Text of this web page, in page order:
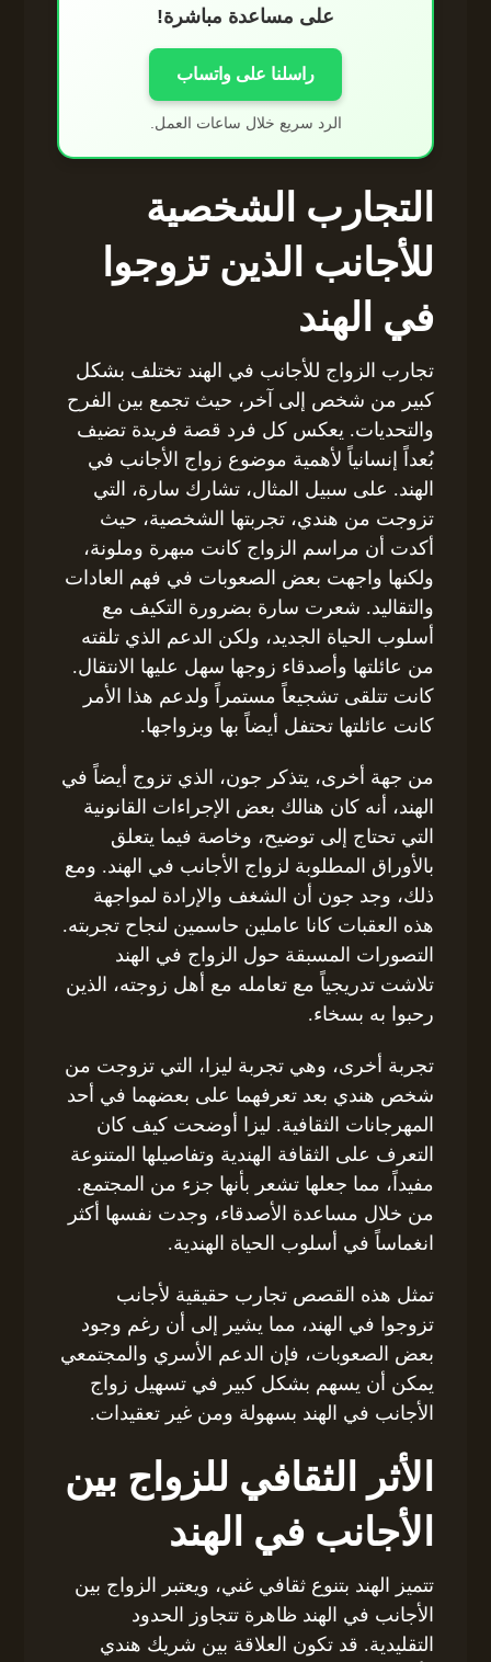
على مساعدة مباشرة!
راسلنا على واتساب
الرد سريع خلال ساعات العمل.
التجارب الشخصية
للأجانب الذين تزوجوا
في الهند
تجارب الزواج للأجانب في الهند تختلف بشكل
كبير من شخص إلى آخر، حيث تجمع بين الفرح
والتحديات. يعكس كل فرد قصة فريدة تضيف
بُعداً إنسانياً لأهمية موضوع زواج الأجانب في
الهند. على سبيل المثال، تشارك سارة، التي
تزوجت من هندي، تجربتها الشخصية، حيث
أكدت أن مراسم الزواج كانت مبهرة وملونة،
ولكنها واجهت بعض الصعوبات في فهم العادات
والتقاليد. شعرت سارة بضرورة التكيف مع
أسلوب الحياة الجديد، ولكن الدعم الذي تلقته
من عائلتها وأصدقاء زوجها سهل عليها الانتقال.
كانت تتلقى تشجيعاً مستمراً ولدعم هذا الأمر
كانت عائلتها تحتفل أيضاً بها وبزواجها.
من جهة أخرى، يتذكر جون، الذي تزوج أيضاً في
الهند، أنه كان هنالك بعض الإجراءات القانونية
التي تحتاج إلى توضيح، وخاصة فيما يتعلق
بالأوراق المطلوبة لزواج الأجانب في الهند. ومع
ذلك، وجد جون أن الشغف والإرادة لمواجهة
هذه العقبات كانا عاملين حاسمين لنجاح تجربته.
التصورات المسبقة حول الزواج في الهند
تلاشت تدريجياً مع تعامله مع أهل زوجته، الذين
رحبوا به بسخاء.
تجربة أخرى، وهي تجربة ليزا، التي تزوجت من
شخص هندي بعد تعرفهما على بعضهما في أحد
المهرجانات الثقافية. ليزا أوضحت كيف كان
التعرف على الثقافة الهندية وتفاصيلها المتنوعة
مفيداً، مما جعلها تشعر بأنها جزء من المجتمع.
من خلال مساعدة الأصدقاء، وجدت نفسها أكثر
انغماساً في أسلوب الحياة الهندية.
تمثل هذه القصص تجارب حقيقية لأجانب
تزوجوا في الهند، مما يشير إلى أن رغم وجود
بعض الصعوبات، فإن الدعم الأسري والمجتمعي
يمكن أن يسهم بشكل كبير في تسهيل زواج
الأجانب في الهند بسهولة ومن غير تعقيدات.
الأثر الثقافي للزواج بين
الأجانب في الهند
تتميز الهند بتنوع ثقافي غني، ويعتبر الزواج بين
الأجانب في الهند ظاهرة تتجاوز الحدود
التقليدية. قد تكون العلاقة بين شريك هندي